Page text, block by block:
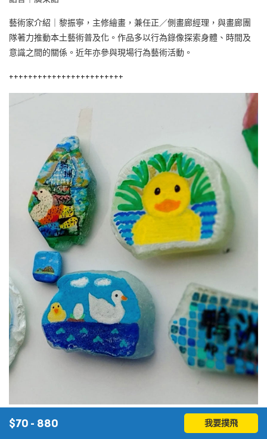
藝術家介紹｜黎振寧，主修繪畫，兼任正／側畫廊經理，與畫廊團
隊著力推動本土藝術普及化。作品多以行為錄像探索身體、時間及
意識之間的關係。近年亦參與現場行為藝術活動。
++++++++++++++++++++++++
想提升孩子的海洋保育意識？來參加森活嘉年華的「海玻璃繪畫工
$70 - 880 我要撲飛